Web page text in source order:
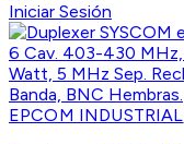
Iniciar Sesión
EPCOM INDUSTRIAL